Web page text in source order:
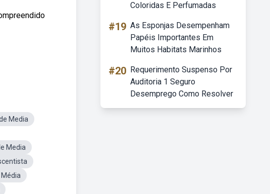
Media
Media
Coloridas E Perfumadas
#19 As Esponjas Desempenham
Papéis Importantes Em
Muitos Habitats Marinhos
#20 Requerimento Suspenso Por
Auditoria 1 Seguro
Desemprego Como Resolver